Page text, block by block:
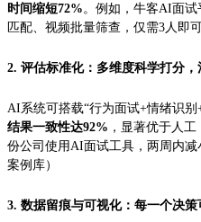
时间缩短72%。例如，牛客AI面
匹配、视频批量筛查，仅需3人即
2. 评估标准化：多维度科学打分
AI系统可搭载“行为面试+情绪识别
结果一致性达92% ，显著优于人
份公司使用AI面试工具，两周内减
案例库）
3. 数据留痕与可视化：每一个决策